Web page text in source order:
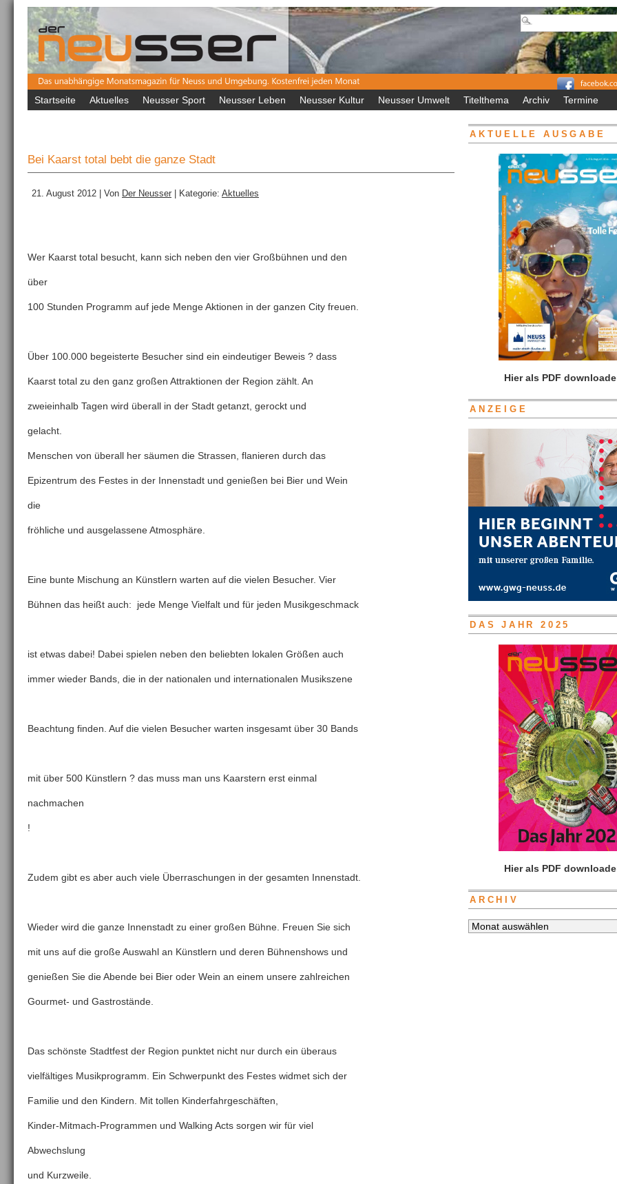
Startseite Aktuelles Neusser Sport Neusser Leben Neusser Kultur Neusser Umwelt Titelthema Archiv Termine
Bei Kaarst total bebt die ganze Stadt
21. August 2012 | Von Der Neusser | Kategorie: Aktuelles
Wer Kaarst total besucht, kann sich neben den vier Großbühnen und den
über
100 Stunden Programm auf jede Menge Aktionen in der ganzen City freuen.
Über 100.000 begeisterte Besucher sind ein eindeutiger Beweis ? dass
Kaarst total zu den ganz großen Attraktionen der Region zählt. An
zweieinhalb Tagen wird überall in der Stadt getanzt, gerockt und
gelacht.
Menschen von überall her säumen die Strassen, flanieren durch das
Epizentrum des Festes in der Innenstadt und genießen bei Bier und Wein
die
fröhliche und ausgelassene Atmosphäre.
Eine bunte Mischung an Künstlern warten auf die vielen Besucher. Vier
Bühnen das heißt auch: jede Menge Vielfalt und für jeden Musikgeschmack
ist etwas dabei! Dabei spielen neben den beliebten lokalen Größen auch
immer wieder Bands, die in der nationalen und internationalen Musikszene
Beachtung finden. Auf die vielen Besucher warten insgesamt über 30 Bands
mit über 500 Künstlern ? das muss man uns Kaarstern erst einmal
nachmachen
!
Zudem gibt es aber auch viele Überraschungen in der gesamten Innenstadt.
Wieder wird die ganze Innenstadt zu einer großen Bühne. Freuen Sie sich
mit uns auf die große Auswahl an Künstlern und deren Bühnenshows und
genießen Sie die Abende bei Bier oder Wein an einem unsere zahlreichen
Gourmet- und Gastrostände.
Das schönste Stadtfest der Region punktet nicht nur durch ein überaus
vielfältiges Musikprogramm. Ein Schwerpunkt des Festes widmet sich der
Familie und den Kindern. Mit tollen Kinderfahrgeschäften,
Kinder-Mitmach-Programmen und Walking Acts sorgen wir für viel
Abwechslung
und Kurzweile.
AKTUELLE AUSGABE
Hier als PDF
ANZEIGE
DAS JAHR 2025
Hier als PDF
ARCHIV
Archiv